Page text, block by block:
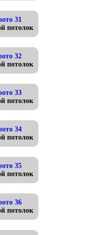
потолок
потолок
потолок
потолок
потолок
потолок